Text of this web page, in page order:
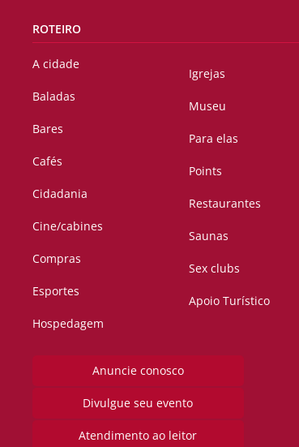
ROTEIRO
A cidade
Baladas
Bares
Cafés
Cidadania
Cine/cabines
Compras
Esportes
Hospedagem
Igrejas
Museu
Para elas
Points
Restaurantes
Saunas
Sex clubs
Apoio Turístico
Anuncie conosco
Divulgue seu evento
Atendimento ao leitor